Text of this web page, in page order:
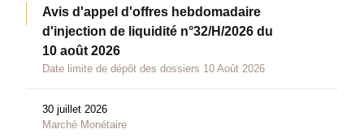
Avis d'appel d'offres hebdomadaire
d'injection de liquidité n°32/H/2026 du
10 août 2026
Date limite de dépôt des dossiers 10 Août 2026
30 juillet 2026
Marché Monétaire